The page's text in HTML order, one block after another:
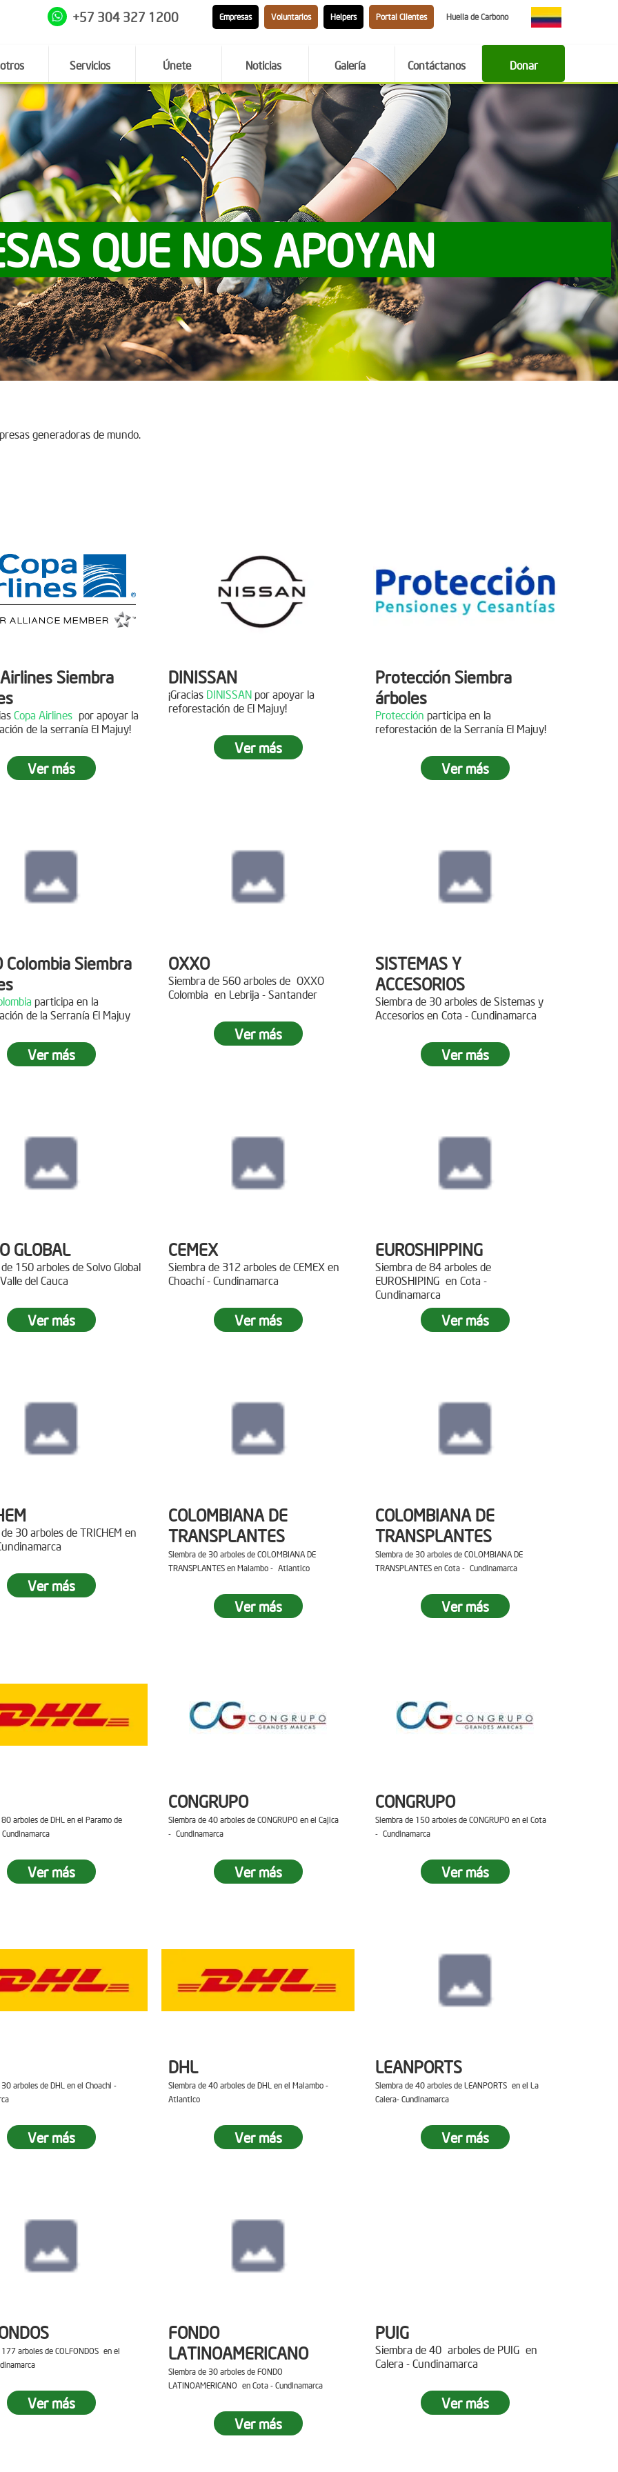
+57 304 327 1200 Empresas Voluntarios Helpers Portal Clientes Huella de Carbono
Servicios Únete Noticias Galería Contáctanos Donar
QUE NOS APOYAN
generadoras de mundo.
Siembra
Copa Airlines por apoyar la
de la serranía El Majuy!
en el Páramo
a Copa Airlines por apoyar la
del Páramo Aguas Vivas!
Ver más
DINISSAN
¡Gracias DINISSAN por apoyar la
reforestación de El Majuy!
Siembra en el páramo de
Sumapaz
Descripción
DINISSANpor plantar 400
Ver más
Protección Siembra
árboles
Protección participa en la
reforestación de la Serranía El Majuy!
Ver más
Colombia Siembra
participa en la
de la Serranía El Majuy
Ver más
OXXO
Siembra de 560 arboles de OXXO
Colombia en Lebrija - Santander
Ver más
SISTEMAS Y
ACCESORIOS
Siembra de 30 arboles de Sistemas y
Accesorios en Cota - Cundinamarca
Ver más
GLOBAL
150 arboles de Solvo Global
del Cauca
Ver más
CEMEX
Siembra de 312 arboles de CEMEX en
Choachí - Cundinamarca
Ver más
EUROSHIPPING
Siembra de 84 arboles de
EUROSHIPING en Cota -
Cundinamarca
Ver más
30 arboles de TRICHEM en
Ver más
COLOMBIANA DE
TRANSPLANTES
Siembra de 30 arboles de COLOMBIANA DE
TRANSPLANTES en Malambo - Atlantico
Ver más
COLOMBIANA DE
TRANSPLANTES
Siembra de 30 arboles de COLOMBIANA DE
TRANSPLANTES en Cota - Cundinamarca
Ver más
arboles de DHL en el Paramo de
Ver más
CONGRUPO
Siembra de 40 arboles de CONGRUPO en el Cajica
- Cundinamarca
Ver más
CONGRUPO
Siembra de 150 arboles de CONGRUPO en el Cota
- Cundinamarca
Ver más
arboles de DHL en el Choachi -
Ver más
DHL
Siembra de 40 arboles de DHL en el Malambo -
Atlantico
Ver más
LEANPORTS
Siembra de 40 arboles de LEANPORTS en el La
Calera- Cundinamarca
Ver más
arboles de COLFONDOS en el
Ver más
FONDO
LATINOAMERICANO
Siembra de 30 arboles de FONDO
LATINOAMERICANO en Cota - Cundinamarca
Ver más
PUIG
Siembra de 40 arboles de PUIG en
Calera - Cundinamarca
Ver más